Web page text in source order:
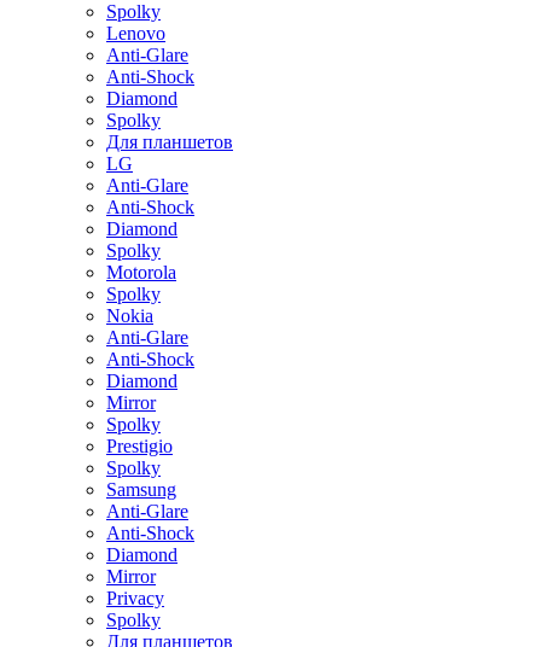
Spolky
Lenovo
Anti-Glare
Anti-Shock
Diamond
Spolky
Для планшетов
LG
Anti-Glare
Anti-Shock
Diamond
Spolky
Motorola
Spolky
Nokia
Anti-Glare
Anti-Shock
Diamond
Mirror
Spolky
Prestigio
Spolky
Samsung
Anti-Glare
Anti-Shock
Diamond
Mirror
Privacy
Spolky
Для планшетов